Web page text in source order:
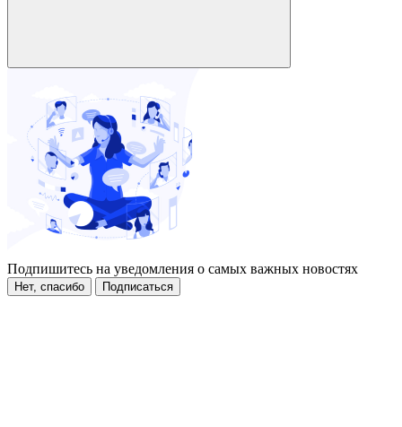
Подпишитесь на уведомления о самых важных новостях
Нет, спасибо Подписаться